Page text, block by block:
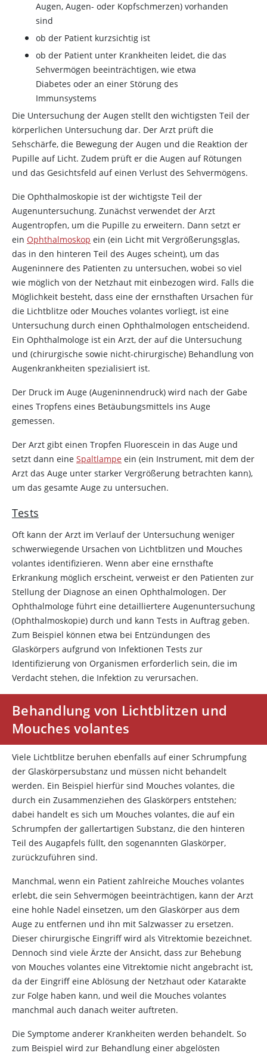
Augen, Augen- oder Kopfschmerzen) vorhanden
sind
ob der Patient kurzsichtig ist
ob der Patient unter Krankheiten leidet, die das
Sehvermögen beeinträchtigen, wie etwa
Diabetes oder an einer Störung des
Immunsystems
Die Untersuchung der Augen stellt den wichtigsten Teil der
körperlichen Untersuchung dar. Der Arzt prüft die
Sehschärfe, die Bewegung der Augen und die Reaktion der
Pupille auf Licht. Zudem prüft er die Augen auf Rötungen
und das Gesichtsfeld auf einen Verlust des Sehvermögens.
Die Ophthalmoskopie ist der wichtigste Teil der
Augenuntersuchung. Zunächst verwendet der Arzt
Augentropfen, um die Pupille zu erweitern. Dann setzt er
ein Ophthalmoskop ein (ein Licht mit Vergrößerungsglas,
das in den hinteren Teil des Auges scheint), um das
Augeninnere des Patienten zu untersuchen, wobei so viel
wie möglich von der Netzhaut mit einbezogen wird. Falls die
Möglichkeit besteht, dass eine der ernsthaften Ursachen für
die Lichtblitze oder Mouches volantes vorliegt, ist eine
Untersuchung durch einen Ophthalmologen entscheidend.
Ein Ophthalmologe ist ein Arzt, der auf die Untersuchung
und (chirurgische sowie nicht-chirurgische) Behandlung von
Augenkrankheiten spezialisiert ist.
Der Druck im Auge (Augeninnendruck) wird nach der Gabe
eines Tropfens eines Betäubungsmittels ins Auge
gemessen.
Der Arzt gibt einen Tropfen Fluorescein in das Auge und
setzt dann eine Spaltlampe ein (ein Instrument, mit dem der
Arzt das Auge unter starker Vergrößerung betrachten kann),
um das gesamte Auge zu untersuchen.
Tests
Oft kann der Arzt im Verlauf der Untersuchung weniger
schwerwiegende Ursachen von Lichtblitzen und Mouches
volantes identifizieren. Wenn aber eine ernsthafte
Erkrankung möglich erscheint, verweist er den Patienten zur
Stellung der Diagnose an einen Ophthalmologen. Der
Ophthalmologe führt eine detailliertere Augenuntersuchung
(Ophthalmoskopie) durch und kann Tests in Auftrag geben.
Zum Beispiel können etwa bei Entzündungen des
Glaskörpers aufgrund von Infektionen Tests zur
Identifizierung von Organismen erforderlich sein, die im
Verdacht stehen, die Infektion zu verursachen.
Behandlung von Lichtblitzen und
Mouches volantes
Viele Lichtblitze beruhen ebenfalls auf einer Schrumpfung
der Glaskörpersubstanz und müssen nicht behandelt
werden. Ein Beispiel hierfür sind Mouches volantes, die
durch ein Zusammenziehen des Glaskörpers entstehen;
dabei handelt es sich um Mouches volantes, die auf ein
Schrumpfen der gallertartigen Substanz, die den hinteren
Teil des Augapfels füllt, den sogenannten Glaskörper,
zurückzuführen sind.
Manchmal, wenn ein Patient zahlreiche Mouches volantes
erlebt, die sein Sehvermögen beeinträchtigen, kann der Arzt
eine hohle Nadel einsetzen, um den Glaskörper aus dem
Auge zu entfernen und ihn mit Salzwasser zu ersetzen.
Dieser chirurgische Eingriff wird als Vitrektomie bezeichnet.
Dennoch sind viele Ärzte der Ansicht, dass zur Behebung
von Mouches volantes eine Vitrektomie nicht angebracht ist,
da der Eingriff eine Ablösung der Netzhaut oder Katarakte
zur Folge haben kann, und weil die Mouches volantes
manchmal auch danach weiter auftreten.
Die Symptome anderer Krankheiten werden behandelt. So
zum Beispiel wird zur Behandlung einer abgelösten